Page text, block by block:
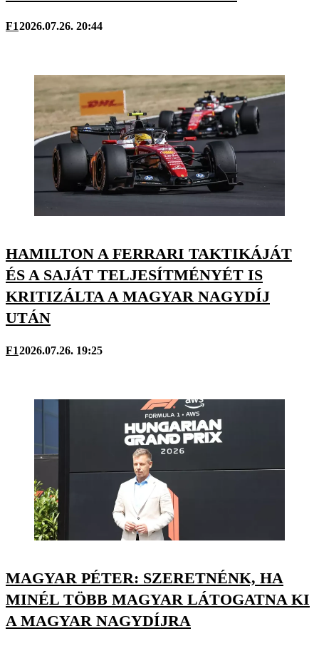
F12026.07.26. 20:44
HAMILTON A FERRARI TAKTIKÁJÁT
ÉS A SAJÁT TELJESÍTMÉNYÉT IS
KRITIZÁLTA A MAGYAR NAGYDÍJ
UTÁN
F12026.07.26. 19:25
MAGYAR PÉTER: SZERETNÉNK, HA
MINÉL TÖBB MAGYAR LÁTOGATNA KI
A MAGYAR NAGYDÍJRA